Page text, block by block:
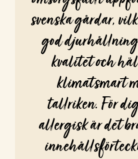
svenska gårdar,
god
kvalitet och
klimatsmart
tallriken. För
allergisk är det